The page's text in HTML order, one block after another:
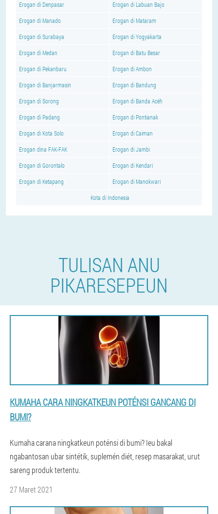
Erogan di Denpasar Erogan di Labuan Bajo
Erogan di Manado Erogan di Mataram
Erogan di Surabaya Erogan di Yogyakarta
Erogan di Medan Erogan di Batu Besar
Erogan di Pekanbaru Erogan di Ambon
Erogan di Banjarmasin Erogan di Bandung
Erogan di Sorong Erogan di Banda Acéh
Erogan di Padang Erogan di Pontianak
Erogan di Kota Solo Erogan di Caiman
Erogan dina FAK-FAK Erogan di Jambi
Erogan di Gorontalo Erogan di Kendari
Erogan di Ketapang Erogan di Manokwari
Kota di Indonesia
TULISAN ANU
PIKARESEPEUN
KUMAHA CARA NINGKATKEUN POTÉNSI GANCANG DI
BUMI?
Kumaha carana ningkatkeun poténsi di bumi? Ieu bakal
ngabantosan ubar sintétik, suplemén diét, resep masarakat, urut
sareng produk tertentu.
27 Maret 2021